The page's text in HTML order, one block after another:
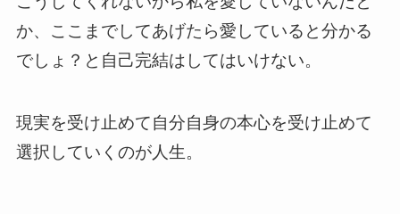
か、ここまでしてあげたら愛していると分かる
でしょ？と自己完結はしてはいけない。
現実を受け止めて自分自身の本心を受け止めて
選択していくのが人生。